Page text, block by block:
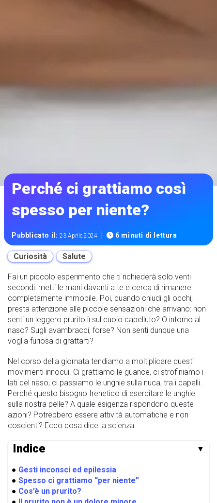
Perché ci grattiamo così
spesso per niente?
Pubblicato il:23 Aprile 2024 | 6 minuti di lettura
Curiosità Salute
Fai un piccolo esperimento che ti richiederà solo venti
secondi: metti le mani davanti a te e cerca di rimanere
completamente immobile. Poi, quando chiudi gli occhi,
presta attenzione alle piccole sensazioni che arrivano: non
senti un leggero prurito lì sul cuoio capelluto? O intorno al
naso? Sugli avambracci, forse? Non senti dunque una
voglia furiosa di grattarti?
Nel corso della giornata tendiamo a moltiplicare questi
movimenti innocui. Ci grattiamo le guance, ci strofiniamo i
lati del naso, ci passiamo le unghie sulla nuca, tra i capelli.
Perché questo bisogno frenetico di esercitare le unghie
sulla nostra pelle? A quale esigenza rispondono queste
azioni? Potrebbero essere attività automatiche e non
coscienti? Ecco cosa dice la scienza.
Indice ▼
● Gesti inconsci ed epilessia
● Spesso ci grattiamo “per niente”
● Cos’è un prurito?